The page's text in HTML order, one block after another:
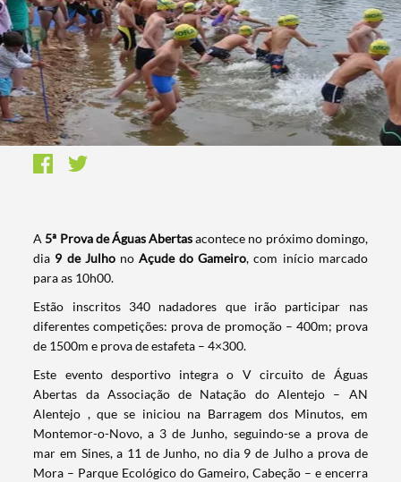
A5ª Prova de Águas Abertasacontece no próximo domingo,
dia 9 de Julhono Açude do Gameiro, com início marcado
para as 10h00.
Estão inscritos 340 nadadores que irão participar nas
diferentes competições: prova de promoção – 400m; prova
de 1500m e prova de estafeta – 4×300.
Este evento desportivo integra o V circuito de Águas
Abertas da Associação de Natação do Alentejo – AN
Alentejo , que se iniciou na Barragem dos Minutos, em
Montemor-o-Novo, a 3 de Junho, seguindo-se a prova de
mar em Sines, a 11 de Junho, no dia 9 de Julho a prova de
Mora – Parque Ecológico do Gameiro, Cabeção – e encerra